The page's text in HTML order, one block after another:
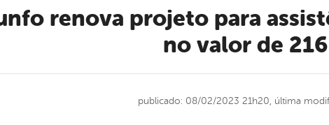
no valor de
publicado: 08/02/2023 21h20, última